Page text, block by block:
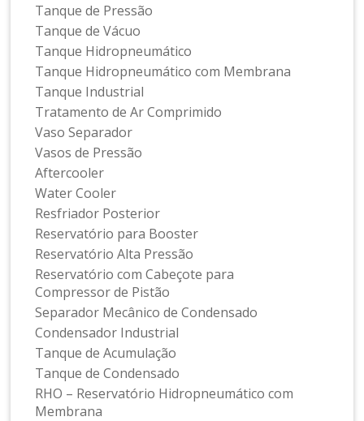
Tanque de Pressão
Tanque de Vácuo
Tanque Hidropneumático
Tanque Hidropneumático com Membrana
Tanque Industrial
Tratamento de Ar Comprimido
Vaso Separador
Vasos de Pressão
Aftercooler
Water Cooler
Resfriador Posterior
Reservatório para Booster
Reservatório Alta Pressão
Reservatório com Cabeçote para
Compressor de Pistão
Separador Mecânico de Condensado
Condensador Industrial
Tanque de Acumulação
Tanque de Condensado
RHO – Reservatório Hidropneumático com
Membrana